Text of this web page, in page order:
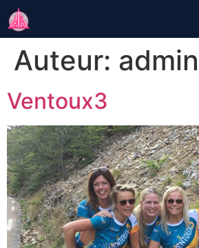
Auteur: admin
Ventoux3